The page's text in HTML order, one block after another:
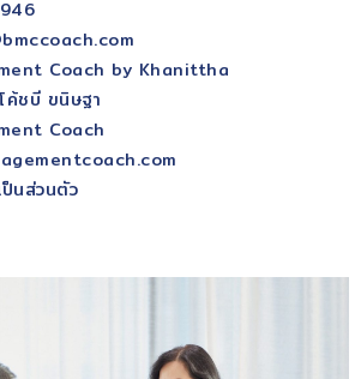
Coach by Khanittha
ค้ชบี ขนิษฐา
Coach
ป็นส่วนตัว